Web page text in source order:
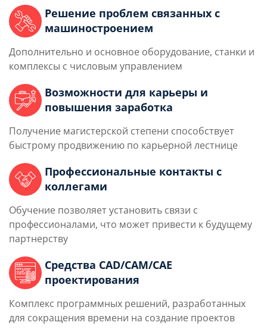
Решение проблем связанных с
машиностроением
Дополнительно и основное оборудование, станки и
комплексы с числовым управлением
Возможности для карьеры и
повышения заработка
Получение магистерской степени способствует
быстрому продвижению по карьерной лестнице
Профессиональные контакты с
коллегами
Обучение позволяет установить связи с
профессионалами, что может привести к будущему
партнерству
Средства CAD/CAM/CAE
проектирования
Комплекс программных решений, разработанных
для сокращения времени на создание проектов